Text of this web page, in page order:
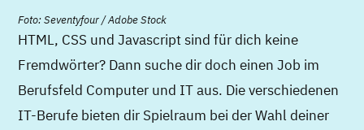
Foto: Seventyfour / Adobe Stock
HTML, CSS und Javascript sind für dich keine
Fremdwörter? Dann suche dir doch einen Job im
Berufsfeld Computer und IT aus. Die verschiedenen
IT-Berufe bieten dir Spielraum bei der Wahl deiner